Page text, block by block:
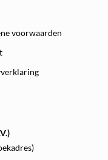
voorwaarden